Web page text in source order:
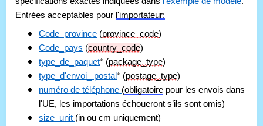
Entrées acceptables pour l'importateur:
Code_province (province_code)
Code_pays (country_code)
type_de_paquet* (package_type)
type_d'envoi_ postal* (postage_type)
numéro de téléphone (obligatoire pour les envois dans
l'UE, les importations échoueront s’ils sont omis)
size_unit (in ou cm uniquement)